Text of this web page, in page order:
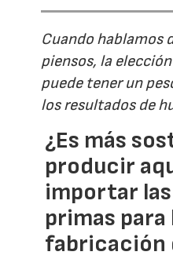
Cuando hablamos
piensos, la
puede tener un
los resultados de
¿Es más
producir
importar
primas para
fabricación